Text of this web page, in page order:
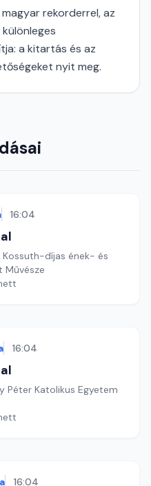
rekorderrel, az
a kitartás és az
nyit meg.
16:04
Kossuth-díjas ének- és
Művésze
16:04
Péter Katolikus Egyetem
16:04